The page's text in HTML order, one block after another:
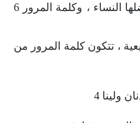
اللغز: هواية باهظة الثمن تفضلها النساء ، وكلمة المرور 6
، تتكون كلمة المرور من
4